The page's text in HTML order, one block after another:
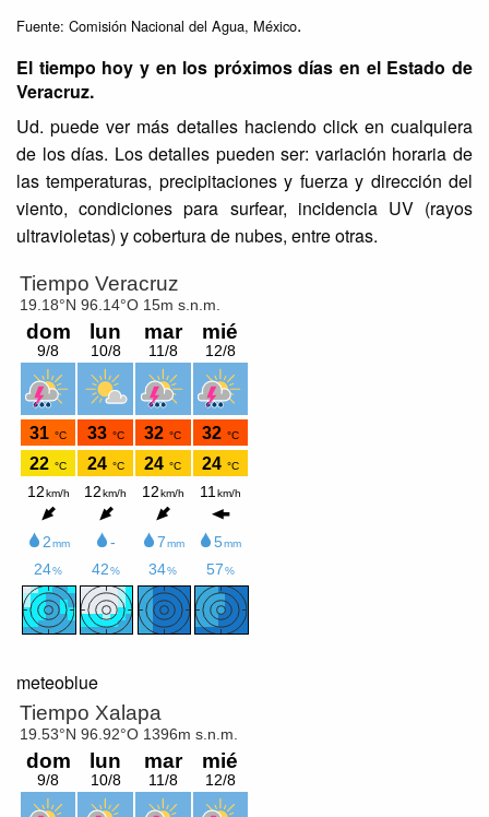
Fuente: Comisión Nacional del Agua, México.
El tiempo hoy y en los próximos días en el Estado de
Veracruz.
Ud. puede ver más detalles haciendo click en cualquiera
de los días. Los detalles pueden ser: variación horaria de
las temperaturas, precipitaciones y fuerza y dirección del
viento, condiciones para surfear, incidencia UV (rayos
ultravioletas) y cobertura de nubes, entre otras.
meteoblue